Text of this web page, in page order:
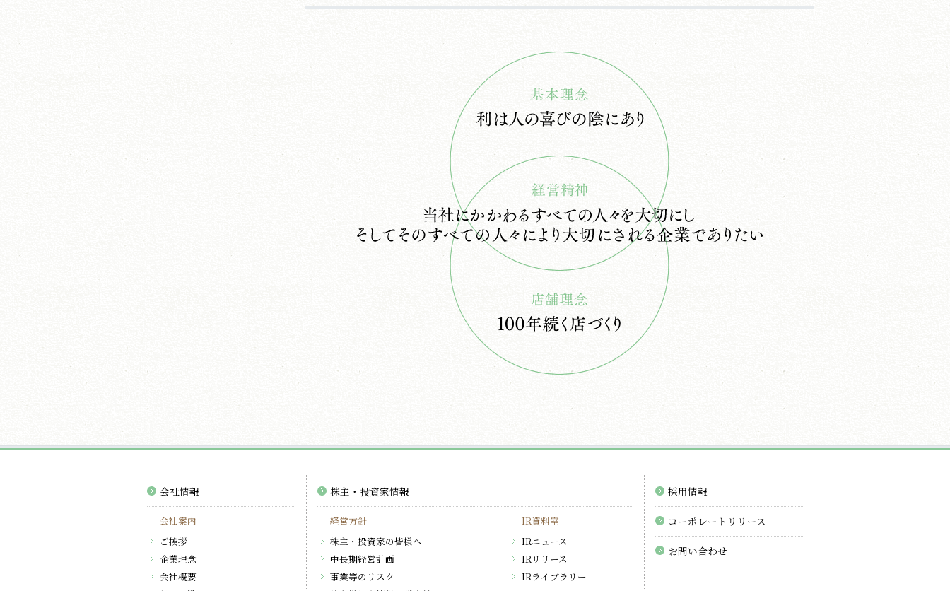
会社情報
会社案内
ご挨拶
企業理念
会社概要
株主・投資家情報
経営方針
株主・投資家の皆様へ
中長期経営計画
事業等のリスク
IR資料室
IRニュース
IRリリース
IRライブラリー
採用情報
コーポレートリリース
お問い合わせ